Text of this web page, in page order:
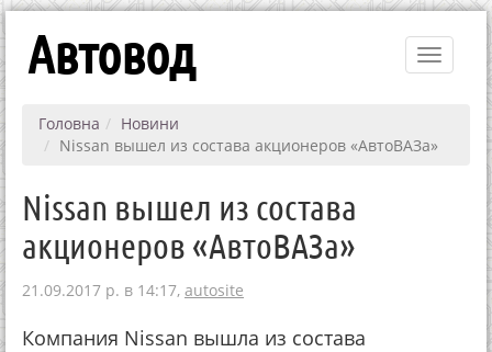
Toggle
Автовод
Головна
Новини
Nissan вышел из состава акционеров «АвтоВАЗа»
Nissan вышел из состава
акционеров «АвтоВАЗа»
21.09.2017 р. в 14:17, autosite
Компания Nissan вышла из состава